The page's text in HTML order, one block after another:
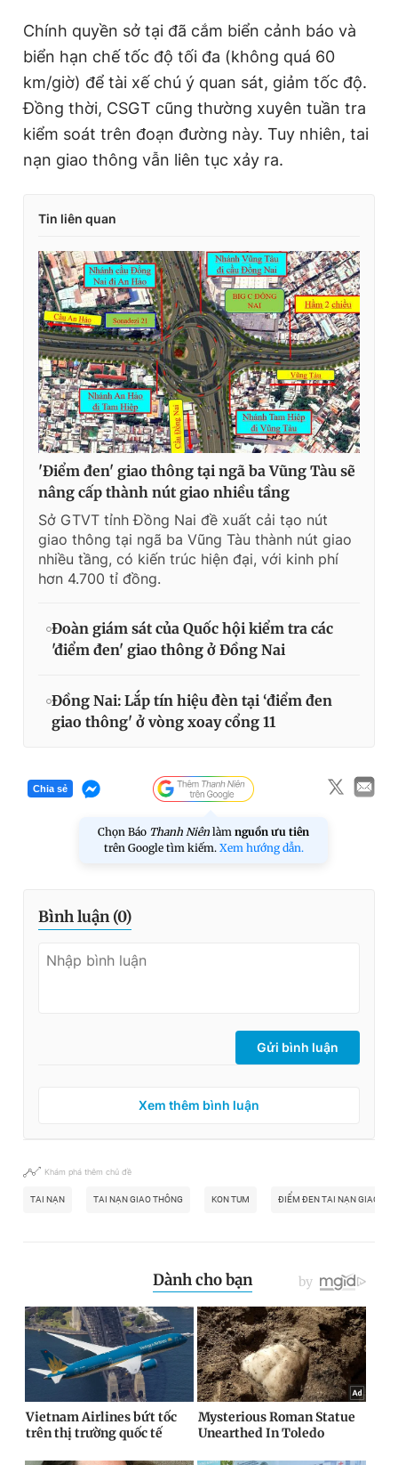
Chính quyền sở tại đã cắm biển cảnh báo và
biển hạn chế tốc độ tối đa (không quá 60
km/giờ) để tài xế chú ý quan sát, giảm tốc độ.
Đồng thời, CSGT cũng thường xuyên tuần tra
kiểm soát trên đoạn đường này. Tuy nhiên, tai
nạn giao thông vẫn liên tục xảy ra.
Tin liên quan
'Điểm đen' giao thông tại ngã ba Vũng Tàu sẽ
nâng cấp thành nút giao nhiều tầng
Sở GTVT tỉnh Đồng Nai đề xuất cải tạo nút
giao thông tại ngã ba Vũng Tàu thành nút giao
nhiều tầng, có kiến trúc hiện đại, với kinh phí
hơn 4.700 tỉ đồng.
Đoàn giám sát của Quốc hội kiểm tra các
'điểm đen' giao thông ở Đồng Nai
Đồng Nai: Lắp tín hiệu đèn tại ‘điểm đen
giao thông' ở vòng xoay cổng 11
Chia sẻ
Chọn Báo Thanh Niên làm nguồn ưu tiên
trên Google tìm kiếm. Xem hướng dẫn.
Bình luận (0)
Gửi bình luận
Xem thêm bình luận
Khám phá thêm chủ đề
TAI NẠN TAI NẠN GIAO THÔNG KON TUM ĐIỂM ĐEN TAI NẠN GIAO